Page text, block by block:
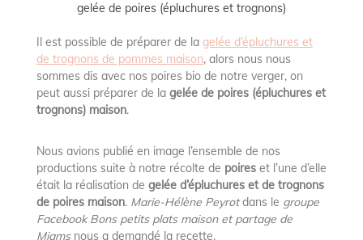
gelée de poires (épluchures et trognons)
Il est possible de préparer de la gelée d’épluchures et
de trognons de pommes maison, alors nous nous
sommes dis avec nos poires bio de notre verger, on
peut aussi préparer de la gelée de poires (épluchures et
trognons) maison.
Nous avions publié en image l’ensemble de nos
productions suite à notre récolte de poireset l’une d’elle
était la réalisation de gelée d’épluchures et de trognons
de poires maison. Marie-Hélène Peyrotdans le groupe
Facebook Bons petits plats maison et partage de
Miamsnous a demandé la recette.